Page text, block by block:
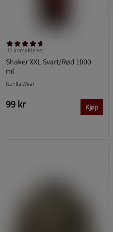
Shaker XXL Svart/Rød 1000
ml
13 anmeldelser
Gorilla Wear
99 kr Kjøp